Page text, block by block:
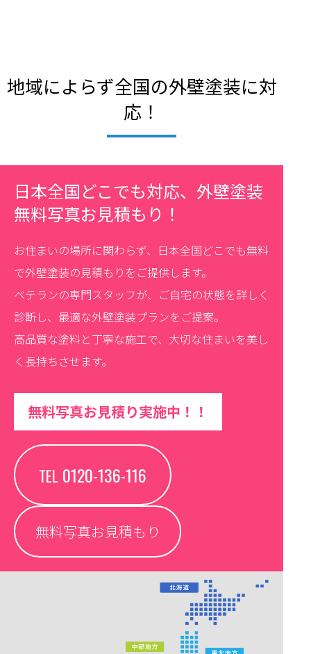
地域によらず全国の外壁塗装に対
応！
日本全国どこでも対応、外壁塗装
無料写真お見積もり！
お住まいの場所に関わらず、日本全国どこでも無料
で外壁塗装の見積もりをご提供します。
ベテランの専門スタッフが、ご自宅の状態を詳しく
診断し、最適な外壁塗装プランをご提案。
高品質な塗料と丁寧な施工で、大切な住まいを美し
く長持ちさせます。
無料写真お見積り実施中！！
TEL 0120-136-116
無料写真お見積もり